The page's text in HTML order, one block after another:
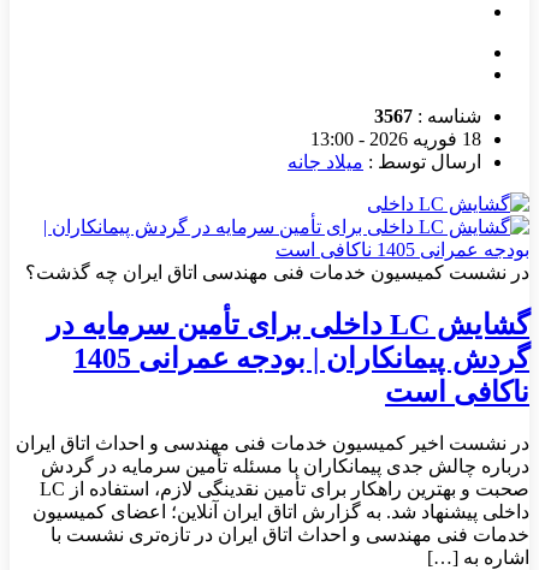
شناسه : 3567
18 فوریه 2026 - 13:00
ارسال توسط : میلاد جانه
در نشست کمیسیون خدمات فنی مهندسی اتاق ایران چه گذشت؟
گشایش LC داخلی برای تأمین سرمایه در
گردش پیمانکاران | بودجه عمرانی 1405
ناکافی است
در نشست اخیر کمیسیون خدمات فنی مهندسی و احداث اتاق ایران
درباره چالش جدی پیمانکاران با مسئله تأمین سرمایه در گردش
صحبت و بهترین راهکار برای تأمین نقدینگی لازم، استفاده از LC
داخلی پیشنهاد شد. به گزارش اتاق ایران آنلاین؛ اعضای کمیسیون
خدمات فنی مهندسی و احداث اتاق ایران در تازه‌تری نشست با
اشاره به […]